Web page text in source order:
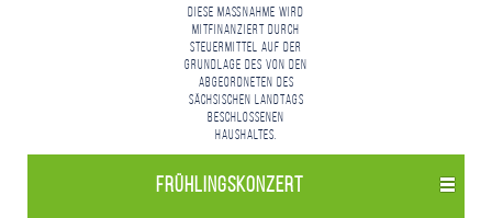
Diese Maßnahme wird
mitfinanziert durch
Steuermittel auf der
Grundlage des von den
Abgeordneten des
Sächsischen Landtags
beschlossenen
Haushaltes.
Frühlings­konzert